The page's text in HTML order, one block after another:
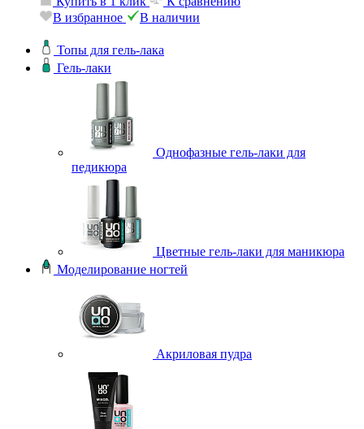
Купить в 1 клик
К сравнению
Топы для гель-лака
Гель-лаки
Однофазные гель-лаки для
педикюра
Цветные гель-лаки для маникюра
Моделирование ногтей
Акриловая пудра